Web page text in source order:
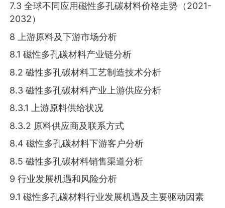
7.3 全球不同应用磁性多孔碳材料价格走势（2021-
2032）
8 上游原料及下游市场分析
8.1 磁性多孔碳材料产业链分析
8.2 磁性多孔碳材料工艺制造技术分析
8.3 磁性多孔碳材料产业上游供应分析
8.3.1 上游原料供给状况
8.3.2 原料供应商及联系方式
8.4 磁性多孔碳材料下游客户分析
8.5 磁性多孔碳材料销售渠道分析
9 行业发展机遇和风险分析
9.1 磁性多孔碳材料行业发展机遇及主要驱动因素